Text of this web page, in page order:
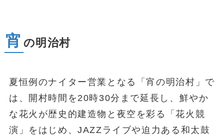
宵 の明治村
夏恒例のナイター営業となる「宵の明治村」で
は、開村時間を20時30分まで延長し、鮮やか
な花火が歴史的建造物と夜空を彩る「花火競
演」をはじめ、JAZZライブや迫力ある和太鼓